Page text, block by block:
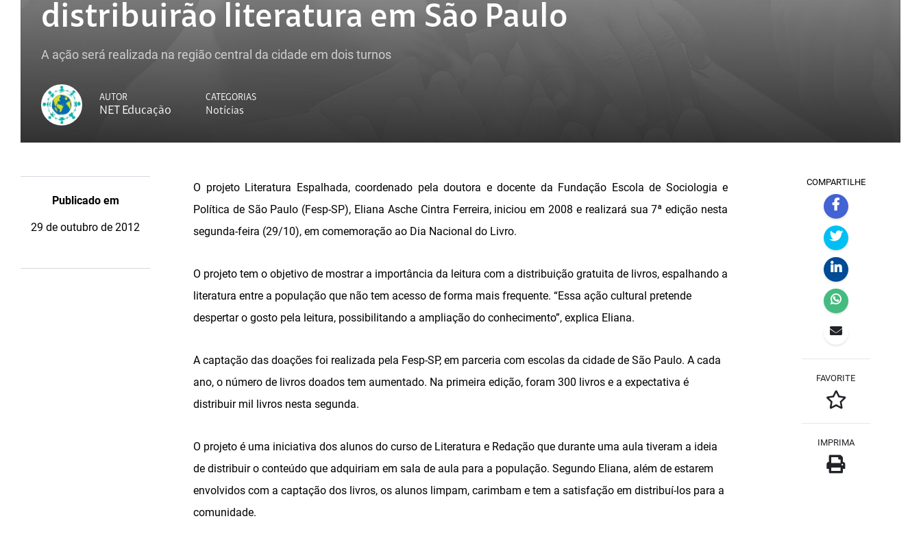
distribuirão literatura em São Paulo
A ação será realizada na região central da cidade em dois turnos
AUTOR
NET Educação
CATEGORIAS
Notícias
Publicado em
29 de outubro de 2012
O projeto Literatura Espalhada, coordenado pela doutora e docente da Fundação Escola de Sociologia e
Política de São Paulo (Fesp-SP), Eliana Asche Cintra Ferreira, iniciou em 2008 e realizará sua 7ª edição nesta
segunda-feira (29/10), em comemoração ao Dia Nacional do Livro.
O projeto tem o objetivo de mostrar a importância da leitura com a distribuição gratuita de livros, espalhando a
literatura entre a população que não tem acesso de forma mais frequente. “Essa ação cultural pretende
despertar o gosto pela leitura, possibilitando a ampliação do conhecimento”, explica Eliana.
A captação das doações foi realizada pela Fesp-SP, em parceria com escolas da cidade de São Paulo. A cada
ano, o número de livros doados tem aumentado. Na primeira edição, foram 300 livros e a expectativa é
distribuir mil livros nesta segunda.
O projeto é uma iniciativa dos alunos do curso de Literatura e Redação que durante uma aula tiveram a ideia
de distribuir o conteúdo que adquiriam em sala de aula para a população. Segundo Eliana, além de estarem
envolvidos com a captação dos livros, os alunos limpam, carimbam e tem a satisfação em distribuí-los para a
comunidade.
COMPARTILHE
FAVORITE
IMPRIMA